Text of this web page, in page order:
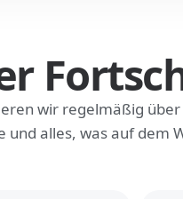
wir regelmäßig über
und alles, was auf dem